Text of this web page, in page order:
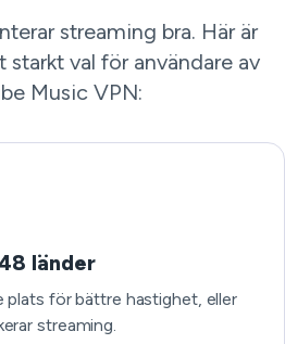
streaming bra. Här är
starkt val för användare av
Music VPN:
länder
plats för bättre hastighet, eller
streaming.